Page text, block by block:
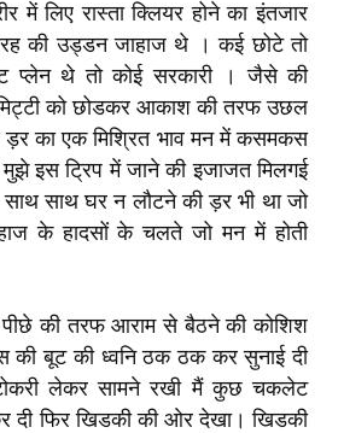
में लिए रास्ता क्लियर होने का इंतजार
की उड्डन जाहाज थे । कई छोटे तो
प्लेन थे तो कोई सरकारी । जैसे की
मिट्टी को छोडकर आकाश की तरफ उछल
का एक मिश्रित भाव मन में कसमकस
इस ट्रिप में जाने की इजाजत मिलगई
साथ घर न लौटने की ड़र भी था जो
के हादसों के चलते जो मन में होती
की तरफ आराम से बैठने की कोशिश
की बूट की ध्वनि ठक ठक कर सुनाई दी
लेकर सामने रखी मैं कुछ चकलेट
दी फिर खिडकी की ओर देखा। खिडकी